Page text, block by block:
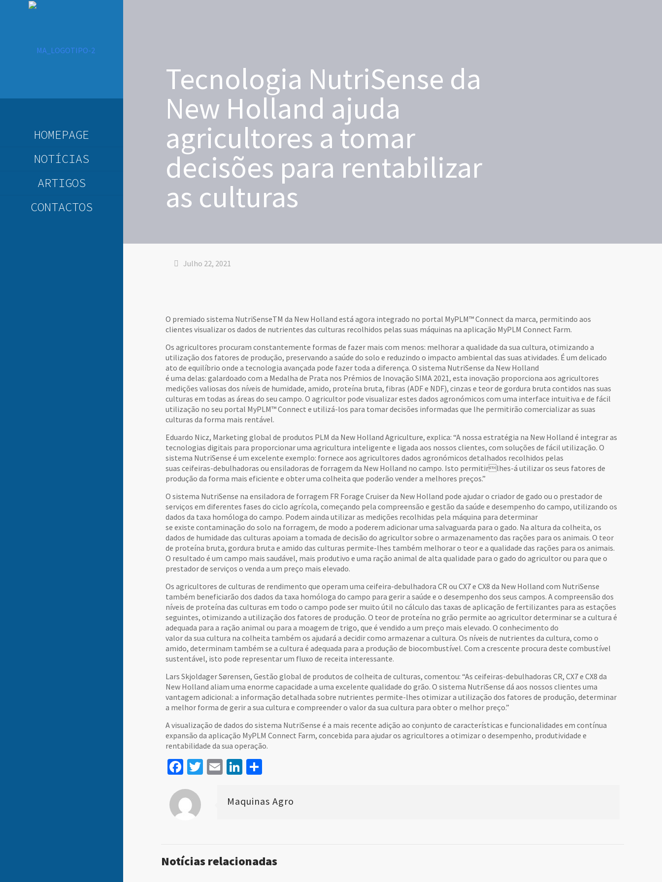
HOMEPAGE
NOTÍCIAS
ARTIGOS
CONTACTOS
Tecnologia NutriSense da
New Holland ajuda
agricultores a tomar
decisões para rentabilizar
as culturas
Julho 22, 2021
O premiado sistema NutriSenseTM da New Holland está agora integrado no portal MyPLM™ Connect da marca, permitindo aos
clientes visualizar os dados de nutrientes das culturas recolhidos pelas suas máquinas na aplicação MyPLM Connect Farm.
Os agricultores procuram constantemente formas de fazer mais com menos: melhorar a qualidade da sua cultura, otimizando a
utilização dos fatores de produção, preservando a saúde do solo e reduzindo o impacto ambiental das suas atividades. É um delicado
ato de equilíbrio onde a tecnologia avançada pode fazer toda a diferença. O sistema NutriSense da New Holland
é uma delas: galardoado com a Medalha de Prata nos Prémios de Inovação SIMA 2021, esta inovação proporciona aos agricultores
medições valiosas dos níveis de humidade, amido, proteína bruta, fibras (ADF e NDF), cinzas e teor de gordura bruta contidos nas suas
culturas em todas as áreas do seu campo. O agricultor pode visualizar estes dados agronómicos com uma interface intuitiva e de fácil
utilização no seu portal MyPLM™ Connect e utilizá-los para tomar decisões informadas que lhe permitirão comercializar as suas
culturas da forma mais rentável.
Eduardo Nicz, Marketing global de produtos PLM da New Holland Agriculture, explica: “A nossa estratégia na New Holland é integrar as
tecnologias digitais para proporcionar uma agricultura inteligente e ligada aos nossos clientes, com soluções de fácil utilização. O
sistema NutriSense é um excelente exemplo: fornece aos agricultores dados agronómicos detalhados recolhidos pelas
suas ceifeiras-debulhadoras ou ensiladoras de forragem da New Holland no campo. Isto permitirlhes-á utilizar os seus fatores de
produção da forma mais eficiente e obter uma colheita que poderão vender a melhores preços.”
O sistema NutriSense na ensiladora de forragem FR Forage Cruiser da New Holland pode ajudar o criador de gado ou o prestador de
serviços em diferentes fases do ciclo agrícola, começando pela compreensão e gestão da saúde e desempenho do campo, utilizando os
dados da taxa homóloga do campo. Podem ainda utilizar as medições recolhidas pela máquina para determinar
se existe contaminação do solo na forragem, de modo a poderem adicionar uma salvaguarda para o gado. Na altura da colheita, os
dados de humidade das culturas apoiam a tomada de decisão do agricultor sobre o armazenamento das rações para os animais. O teor
de proteína bruta, gordura bruta e amido das culturas permite-lhes também melhorar o teor e a qualidade das rações para os animais.
O resultado é um campo mais saudável, mais produtivo e uma ração animal de alta qualidade para o gado do agricultor ou para que o
prestador de serviços o venda a um preço mais elevado.
Os agricultores de culturas de rendimento que operam uma ceifeira-debulhadora CR ou CX7 e CX8 da New Holland com NutriSense
também beneficiarão dos dados da taxa homóloga do campo para gerir a saúde e o desempenho dos seus campos. A compreensão dos
níveis de proteína das culturas em todo o campo pode ser muito útil no cálculo das taxas de aplicação de fertilizantes para as estações
seguintes, otimizando a utilização dos fatores de produção. O teor de proteína no grão permite ao agricultor determinar se a cultura é
adequada para a ração animal ou para a moagem de trigo, que é vendido a um preço mais elevado. O conhecimento do
valor da sua cultura na colheita também os ajudará a decidir como armazenar a cultura. Os níveis de nutrientes da cultura, como o
amido, determinam também se a cultura é adequada para a produção de biocombustível. Com a crescente procura deste combustível
sustentável, isto pode representar um fluxo de receita interessante.
Lars Skjoldager Sørensen, Gestão global de produtos de colheita de culturas, comentou: “As ceifeiras-debulhadoras CR, CX7 e CX8 da
New Holland aliam uma enorme capacidade a uma excelente qualidade do grão. O sistema NutriSense dá aos nossos clientes uma
vantagem adicional: a informação detalhada sobre nutrientes permite-lhes otimizar a utilização dos fatores de produção, determinar
a melhor forma de gerir a sua cultura e compreender o valor da sua cultura para obter o melhor preço.”
A visualização de dados do sistema NutriSense é a mais recente adição ao conjunto de características e funcionalidades em contínua
expansão da aplicação MyPLM Connect Farm, concebida para ajudar os agricultores a otimizar o desempenho, produtividade e
rentabilidade da sua operação.
Facebook
Twitter
EmailLinkedIn
Maquinas Agro
Notícias relacionadas